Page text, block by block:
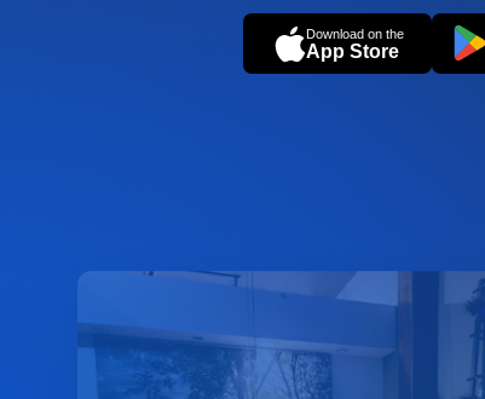
Download on the
App Store